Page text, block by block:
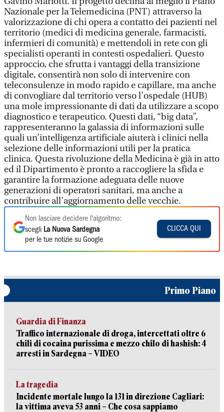
Nazionale per la Telemedicina (PNT) attraverso la
valorizzazione di chi opera a contatto dei pazienti nel
territorio (medici di medicina generale, farmacisti,
infermieri di comunità) e mettendoli in rete con gli
specialisti operanti in contesti ospedalieri. Questo
approccio, che sfrutta i vantaggi della transizione
digitale, consentirà non solo di intervenire con
teleconsulenze in modo rapido e capillare, ma anche
di convogliare dal territorio verso l’ospedale (HUB)
una mole impressionante di dati da utilizzare a scopo
diagnostico e terapeutico. Questi dati, “big data”,
rappresenteranno la galassia di informazioni sulle
quali un’intelligenza artificiale aiuterà i clinici nella
selezione delle informazioni utili per la pratica
clinica. Questa rivoluzione della Medicina è già in atto
ed il Dipartimento è pronto a raccogliere la sfida e
garantire la formazione adeguata delle nuove
generazioni di operatori sanitari, ma anche a
contribuire all’aggiornamento delle vecchie.
Non lasciare decidere l'algoritmo:
scegli La Nuova Sardegna
per le tue notizie su Google
CLICCA QUI
Primo Piano
Guardia di Finanza
Traffico internazionale di droga, intercettati oltre 6
chili di cocaina purissima e mezzo chilo di hashish: 4
arresti in Sardegna – VIDEO
La tragedia
Incidente mortale lungo la 131 in direzione Cagliari:
la vittima aveva 53 anni – Che cosa sappiamo